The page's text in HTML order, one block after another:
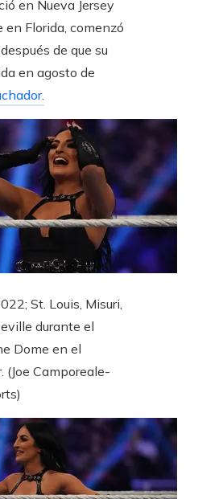
en Nueva Jersey
en Florida, comenzó
de que su
en agosto de
St. Louis, Misuri,
durante el
Dome en el
(Joe Camporeale-